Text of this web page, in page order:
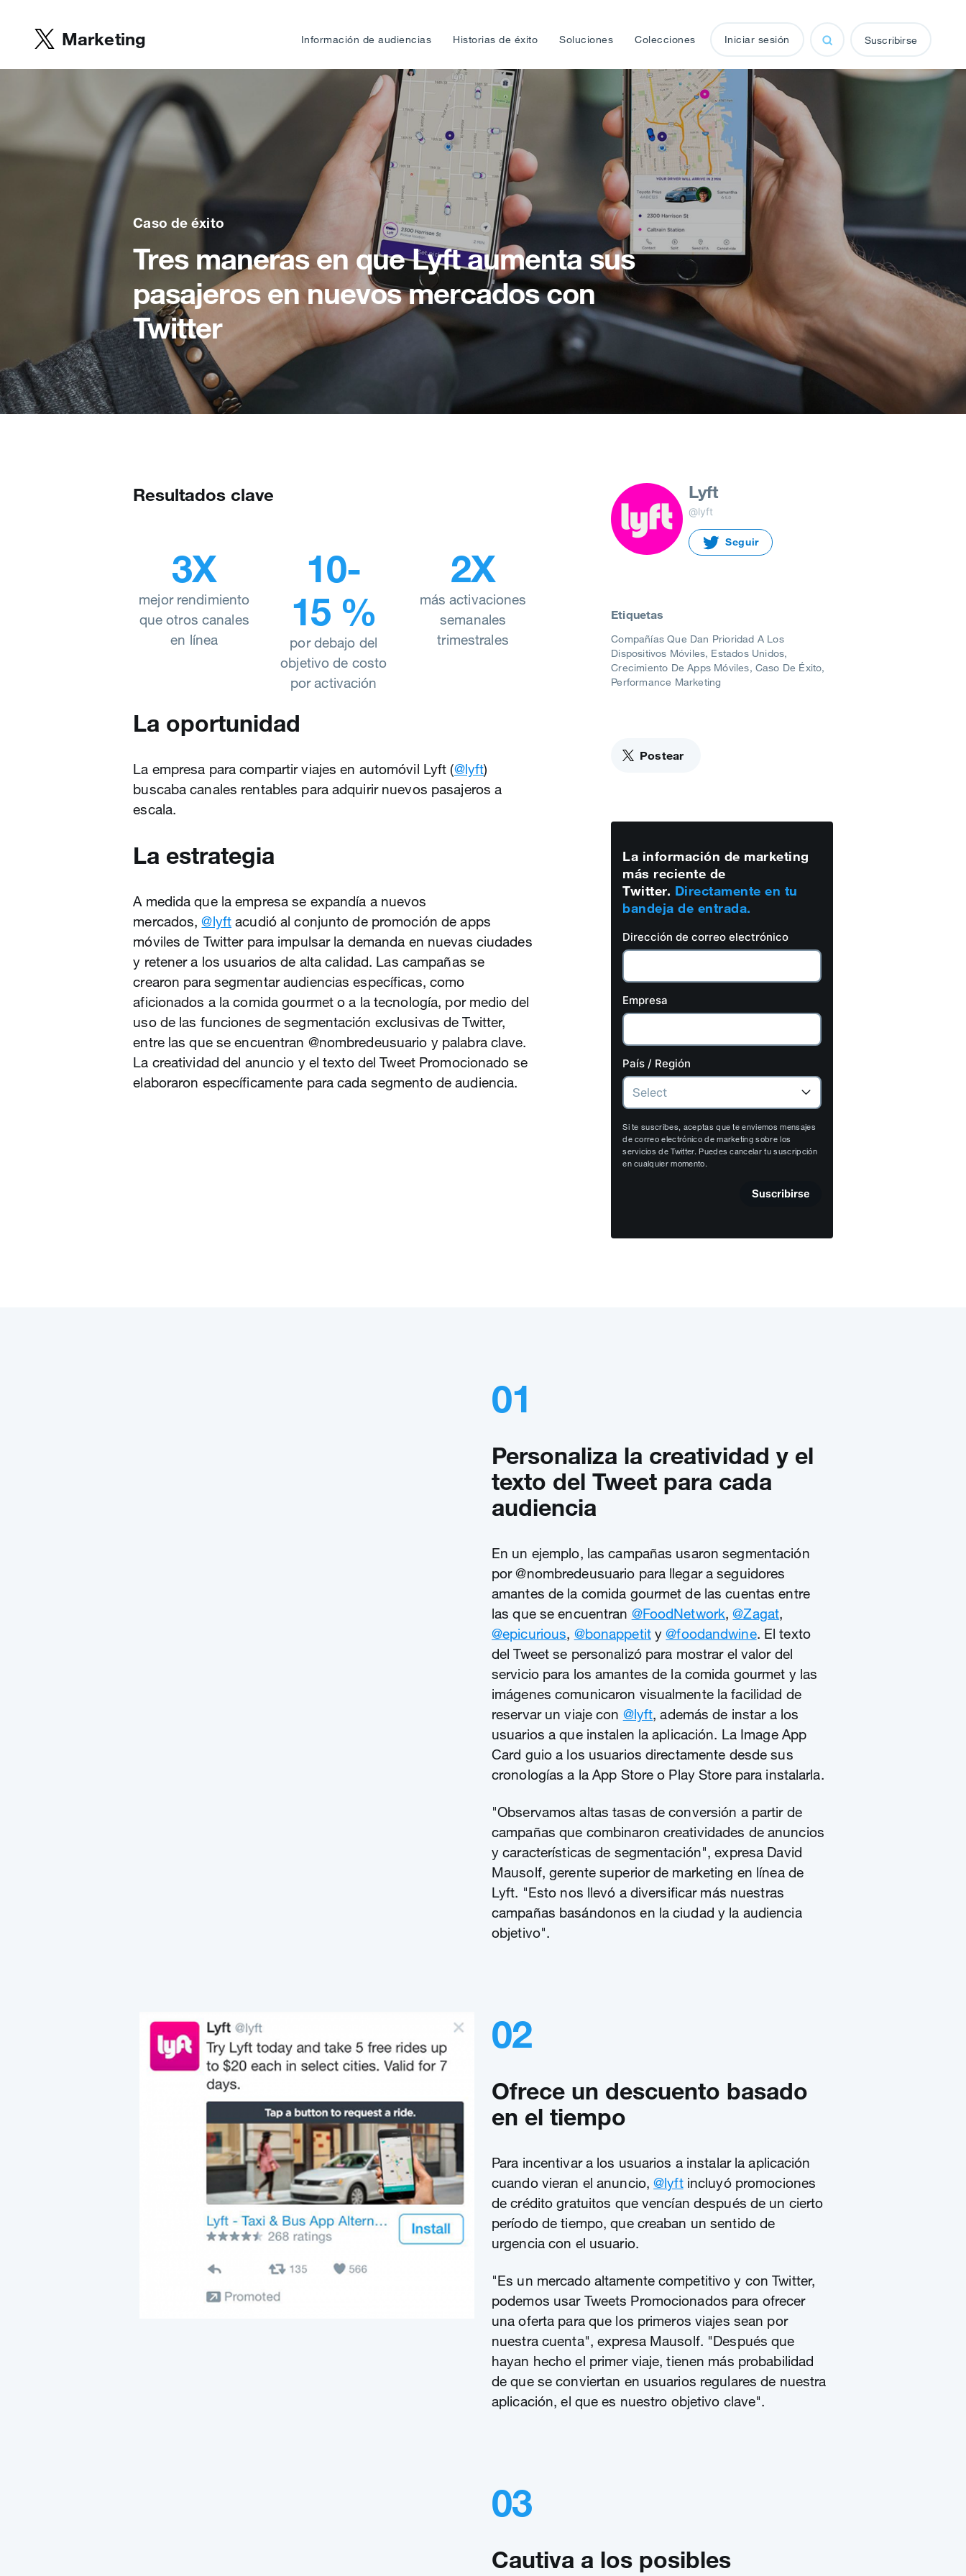
Marketing Información de audiencias Historias de éxito Soluciones Colecciones Iniciar sesión Suscribirse
Caso de éxito
Tres maneras en que Lyft aumenta sus
pasajeros en nuevos mercados con
Twitter
Resultados clave
3X
mejor rendimiento
que otros canales
en línea
10-
15 %
por debajo del
objetivo de costo
por activación
2X
más activaciones
semanales
trimestrales
La oportunidad
La empresa para compartir viajes en automóvil Lyft (@lyft)
buscaba canales rentables para adquirir nuevos pasajeros a
escala.
La estrategia
A medida que la empresa se expandía a nuevos
mercados,@lyft acudió al conjunto de promoción de apps
móviles de Twitter para impulsar la demanda en nuevas ciudades
y retener a los usuarios de alta calidad. Las campañas se
crearon para segmentar audiencias específicas, como
aficionados a la comida gourmet o a la tecnología, por medio del
uso de las funciones de segmentación exclusivas de Twitter,
entre las que se encuentran @nombredeusuario y palabra clave.
La creatividad del anuncio y el texto del Tweet Promocionado se
elaboraron específicamente para cada segmento de audiencia.
Lyft
@lyft
Seguir
Etiquetas
Compañías Que Dan Prioridad A Los
Dispositivos Móviles Estados Unidos
Crecimiento De Apps Móviles Caso De Éxito
Performance Marketing
Postear
La información de marketing
más reciente de
Twitter. Directamente en tu
bandeja de entrada.
Dirección de correo electrónico
Empresa
País / Región
Si te suscribes, aceptas que te enviemos mensajes
de correo electrónico de marketing sobre los
servicios de Twitter. Puedes cancelar tu suscripción
en cualquier momento.
Suscribirse
01
Personaliza la creatividad y el
texto del Tweet para cada
audiencia
En un ejemplo, las campañas usaron segmentación
por @nombredeusuario para llegar a seguidores
amantes de la comida gourmet de las cuentas entre
las que se encuentran @FoodNetwork,@Zagat,
@epicurious, @bonappetity@foodandwine. El texto
del Tweet se personalizó para mostrar el valor del
servicio para los amantes de la comida gourmet y las
imágenes comunicaron visualmente la facilidad de
reservar un viaje con @lyft, además de instar a los
usuarios a que instalen la aplicación. La Image App
Card guio a los usuarios directamente desde sus
cronologías a la App Store o Play Store para instalarla.
"Observamos altas tasas de conversión a partir de
campañas que combinaron creatividades de anuncios
y características de segmentación", expresa David
Mausolf, gerente superior de marketing en línea de
Lyft. "Esto nos llevó a diversificar más nuestras
campañas basándonos en la ciudad y la audiencia
objetivo".
02
Ofrece un descuento basado
en el tiempo
Para incentivar a los usuarios a instalar la aplicación
cuando vieran el anuncio,@lyftincluyó promociones
de crédito gratuitos que vencían después de un cierto
período de tiempo, que creaban un sentido de
urgencia con el usuario.
"Es un mercado altamente competitivo y con Twitter,
podemos usar Tweets Promocionados para ofrecer
una oferta para que los primeros viajes sean por
nuestra cuenta", expresa Mausolf. "Después que
hayan hecho el primer viaje, tienen más probabilidad
de que se conviertan en usuarios regulares de nuestra
aplicación, el que es nuestro objetivo clave".
03
Cautiva a los posibles